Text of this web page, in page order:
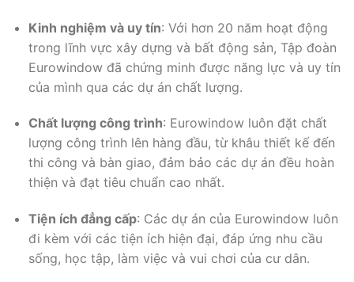
Kinh nghiệm và uy tín: Với hơn 20 năm hoạt động
trong lĩnh vực xây dựng và bất động sản, Tập đoàn
Eurowindow đã chứng minh được năng lực và uy tín
của mình qua các dự án chất lượng.
Chất lượng công trình: Eurowindow luôn đặt chất
lượng công trình lên hàng đầu, từ khâu thiết kế đến
thi công và bàn giao, đảm bảo các dự án đều hoàn
thiện và đạt tiêu chuẩn cao nhất.
Tiện ích đẳng cấp: Các dự án của Eurowindow luôn
đi kèm với các tiện ích hiện đại, đáp ứng nhu cầu
sống, học tập, làm việc và vui chơi của cư dân.